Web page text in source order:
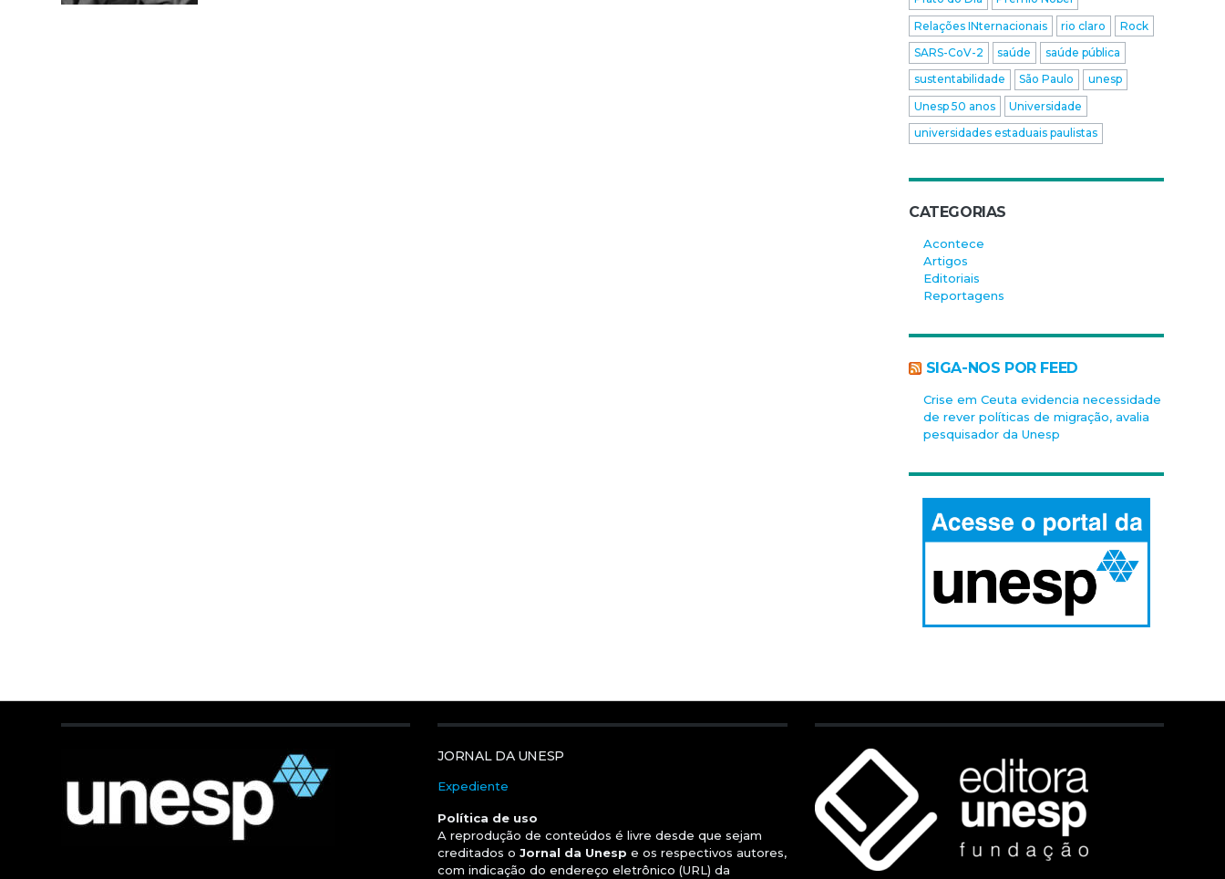
Relações INternacionais
rio claro
Rock
SARS-CoV-2
saúde
saúde pública
sustentabilidade
São Paulo
unesp
Unesp 50 anos
Universidade
universidades estaduais paulistas
CATEGORIAS
Acontece
Artigos
Editoriais
Reportagens
SIGA-NOS POR FEED
Crise em Ceuta evidencia necessidade
de rever políticas de migração, avalia
pesquisador da Unesp
JORNAL DA UNESP
Expediente
Política de uso
A reprodução de conteúdos é livre desde que sejam
creditados oJornal da Unesp e os respectivos autores,
com indicação do endereço eletrônico (URL) da